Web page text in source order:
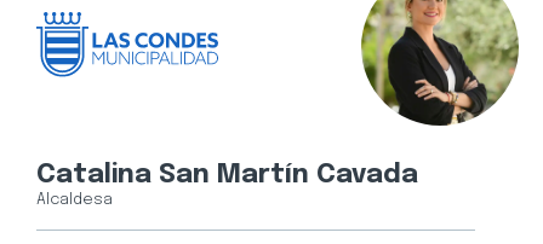
Catalina San Martín Cavada
Alcaldesa